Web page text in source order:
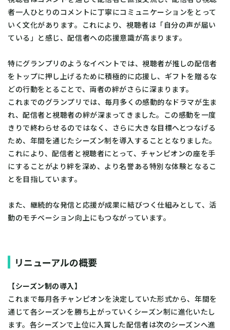
者一人ひとりのコメントに丁寧にコミュニケーションをとって
いく文化があります。​これにより、視聴者は「自分の声が届い
ている」と感じ、配信者への応援意識が高まります。
​特にグランプリのようなイベントでは、視聴者が推しの配信者
をトップに押し上げるために積極的に応援し、ギフトを贈るな
どの行動をとることで、両者の絆がさらに深まります。​
これまでのグランプリでは、毎月多くの感動的なドラマが生ま
れ、配信者と視聴者の絆が深まってきました。​この感動を一度
きりで終わらせるのではなく、さらに大きな目標へとつなげる
ため、年間を通じたシーズン制を導入することとなりました。​
これにより、配信者と視聴者にとって、チャンピオンの座を手
にすることがより絆を深め、より名誉ある特別な体験となるこ
とを目指しています。
また、継続的な発信と応援が成果に結びつく仕組みとして、活
動のモチベーション向上にもつながっています。
リニューアルの概要
【シーズン制の導入】
これまで毎月各チャンピオンを決定していた形式から、年間を
通じて各シーズンを勝ち上がっていくシーズン制に進化いたし
ます。各シーズンで上位に入賞した配信者は次のシーズンへ進